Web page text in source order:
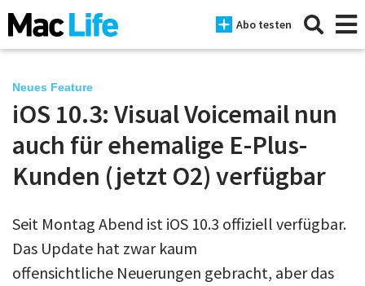
Abo testen
News
iPhone
iPad
Tests
Neues Feature
iOS 10.3: Visual Voicemail nun
auch für ehemalige E-Plus-
Kunden (jetzt O2) verfügbar
Seit Montag Abend ist iOS 10.3 offiziell verfügbar.
Das Update hat zwar kaum
offensichtliche Neuerungen gebracht, aber das